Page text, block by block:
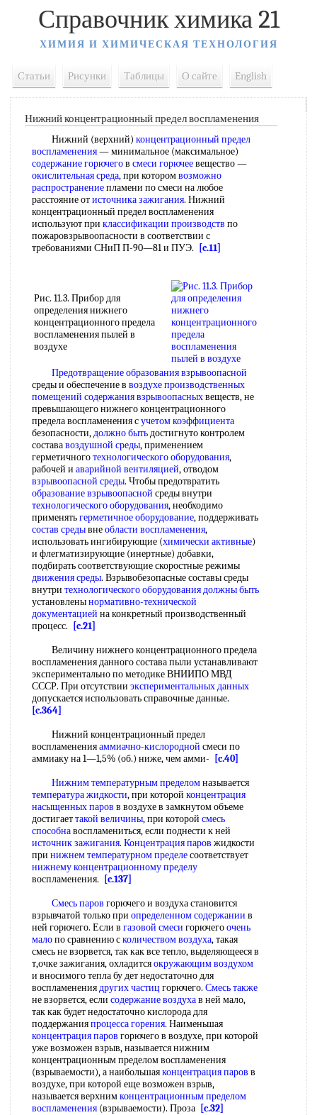
Справочник химика 21
ХИМИЯ И ХИМИЧЕСКАЯ ТЕХНОЛОГИЯ
Статьи Рисунки Таблицы О сайте English
Нижний концентрационный предел воспламенения
Нижний (верхний) концентрационный предел
воспламенения— минимальное (максимальное)
содержание горючегов смеси горючеевещество —
окислительная среда, при которомвозможно
распространениепламени по смеси на любое
расстояние отисточника зажигания. Нижний
концентрационный предел воспламенения
используют при классификации производств по
пожаровзрывоопасности в соответствии с
требованиями СНиП П-90—81 и ПУЭ.
[c.11]
Рис. 11.3. Прибор для
определения нижнего
концентрационного предела
воспламенения пылей в
воздухе
Предотвращение образования взрывоопасной
среды и обеспечение в воздухе производственных
помещений содержания взрывоопасныхвеществ, не
превышающего нижнего концентрационного
предела воспламенения сучетом коэффициента
безопасности,должно бытьдостигнуто контролем
состававоздушной среды, применением
герметичноготехнологического оборудования,
рабочей и аварийной вентиляцией, отводом
взрывоопасной среды. Чтобы предотвратить
образование взрывоопасной среды внутри
технологического оборудования, необходимо
применятьгерметичное оборудование, поддерживать
состав средывнеобласти воспламенения,
использовать ингибирующие (химически активные)
и флегматизирующие (инертные) добавки,
подбирать соответствующие скоростные режимы
движения среды. Взрывобезопасные составы среды
внутри технологического оборудованиядолжны быть
установленынормативно-технической
документацией на конкретный производственный
процесс.
[c.21]
Величину нижнего концентрационного предела
воспламенения данного состава пыли устанавливают
экспериментально по методике ВНИИПО МВД
СССР. При отсутствии экспериментальных данных
допускается использовать справочные данные.
[c.364]
Нижний концентрационный предел
воспламененияаммиачно-кислородной смеси по
аммиаку на 1—1,5% (об.) ниже, чем амми-
[c.40]
Нижним температурным пределомназывается
температура жидкости, при которой концентрация
насыщенных паров в воздухе в замкнутом объеме
достигаеттакой величины, при которой смесь
способнавоспламениться, если поднести к ней
источник зажигания. Концентрация паров жидкости
при нижнем температурном пределесоответствует
нижнему концентрационному пределу
воспламенения.
[c.137]
Смесь паров горючего и воздуха становится
взрывчатой только при определенном содержании в
ней горючего. Если в газовой смеси горючегоочень
малопо сравнению сколичеством воздуха, такая
смесь не взорвется, так как все тепло, выделяющееся в
т,очке зажигания, охладитсяокружающим воздухом
и вносимого тепла бу дет недостаточно для
воспламенениядругих частиц горючего. Смесь также
не взорвется, если содержание воздухав ней мало,
так как будет недостаточно кислорода для
поддержанияпроцесса горения. Наименьшая
концентрация паров горючего в воздухе, при которой
уже возможен взрыв, называется нижним
концентрационным пределом воспламенения
(взрываемости), а наибольшаяконцентрация паров в
воздухе, при которой еще возможен взрыв,
называется верхнимконцентрационным пределом
воспламенения (взрываемости). Проза [c.32]